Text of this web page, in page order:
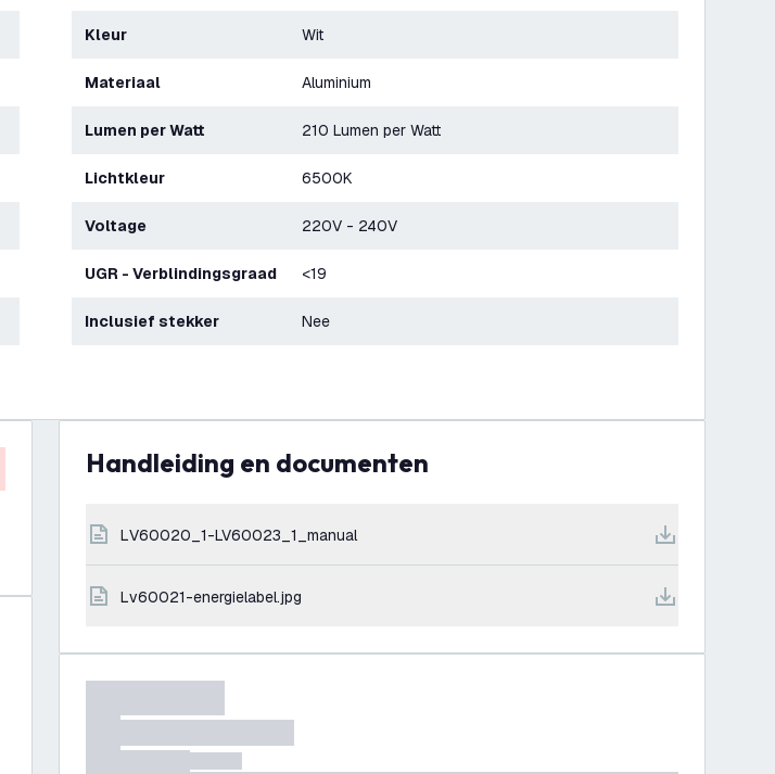
Kleur Wit
Materiaal Aluminium
Lumen per Watt 210 Lumen per Watt
Lichtkleur 6500K
Voltage 220V - 240V
UGR - Verblindingsgraad <19
Inclusief stekker Nee
Handleiding en documenten
LV60020_1-LV60023_1_manual
lv60021-energielabel.jpg